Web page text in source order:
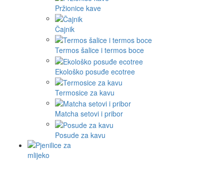
Pržionice kave
Čajnik
Termos šalice i termos boce
Ekološko posuđe ecotree
Termosice za kavu
Matcha setovi i pribor
Posude za kavu